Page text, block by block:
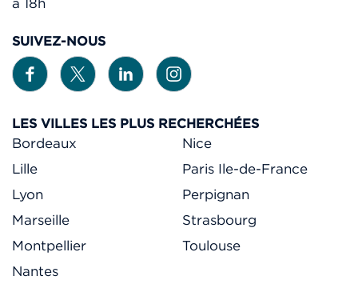
SUIVEZ-NOUS
LES VILLES LES PLUS RECHERCHÉES
Bordeaux
Lille
Lyon
Marseille
Montpellier
Nantes
Nice
Paris Ile-de-France
Perpignan
Strasbourg
Toulouse